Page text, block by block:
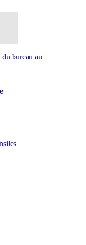
bureau au